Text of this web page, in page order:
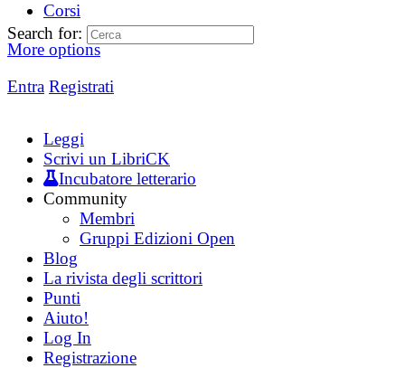
Corsi
More options
Entra Registrati
Search for:
Leggi
Scrivi un LibriCK
Incubatore letterario
Community
Membri
Gruppi Edizioni Open
Blog
La rivista degli scrittori
Punti
Aiuto!
Log In
Registrazione